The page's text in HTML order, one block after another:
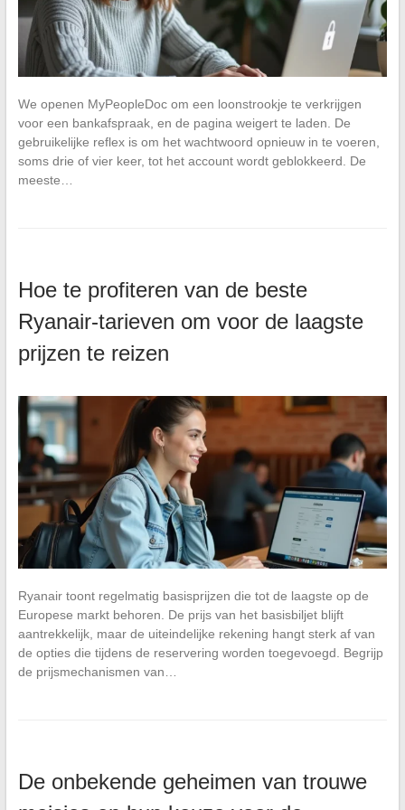
We openen MyPeopleDoc om een loonstrookje te verkrijgen
voor een bankafspraak, en de pagina weigert te laden. De
gebruikelijke reflex is om het wachtwoord opnieuw in te voeren,
soms drie of vier keer, tot het account wordt geblokkeerd. De
meeste…
Hoe te profiteren van de beste
Ryanair-tarieven om voor de laagste
prijzen te reizen
Ryanair toont regelmatig basisprijzen die tot de laagste op de
Europese markt behoren. De prijs van het basisbiljet blijft
aantrekkelijk, maar de uiteindelijke rekening hangt sterk af van
de opties die tijdens de reservering worden toegevoegd. Begrijp
de prijsmechanismen van…
De onbekende geheimen van trouwe